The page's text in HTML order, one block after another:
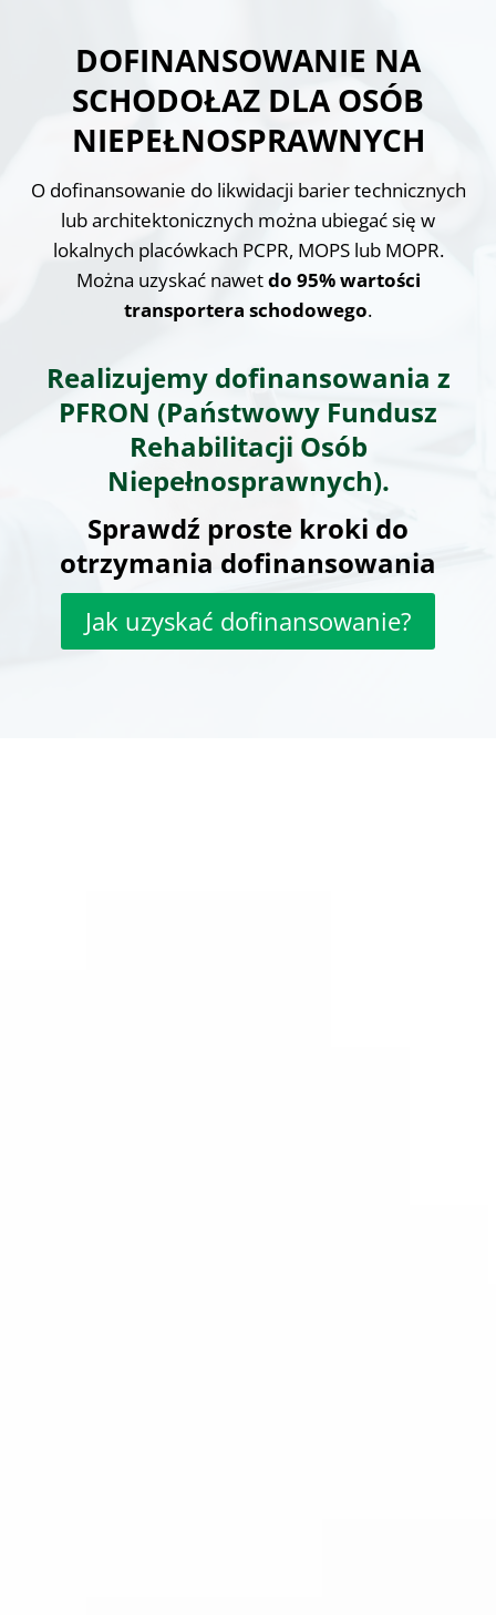
DOFINANSOWANIE NA
SCHODOŁAZ DLA OSÓB
NIEPEŁNOSPRAWNYCH
O dofinansowanie do likwidacji barier technicznych
lub architektonicznych można ubiegać się w
lokalnych placówkach PCPR, MOPS lub MOPR.
Można uzyskać nawetdo 95% wartości
transportera schodowego.
Realizujemy dofinansowania z
PFRON (Państwowy Fundusz
Rehabilitacji Osób
Niepełnosprawnych).
Sprawdź proste kroki do
otrzymania dofinansowania
Jak uzyskać dofinansowanie?